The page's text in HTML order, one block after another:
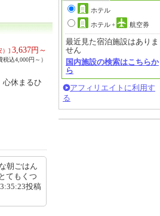
）] 3,637円～
税込4,000円～）
心休まるひ
朝ごはん
てもくつ
投稿
ホテル
ホテル+ 航空券
最近見た宿泊施設はありま
せん
国内施設の検索はこちらか
ら
アフィリエイトに利用す
る